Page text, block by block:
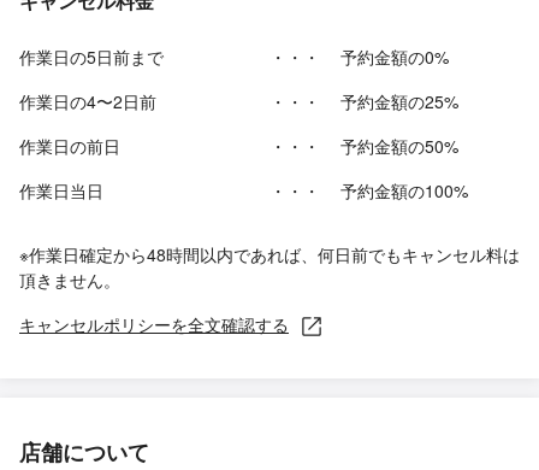
作業日の5日前まで ・・・
予約金額の0%
作業日の4〜2日前
・・・
予約金額の25%
作業日の前日
・・・
予約金額の50%
作業日当日
・・・ 予約金額の100%
※作業日確定から48時間以内であれば、何日前でもキャンセル料は
頂きません。
キャンセルポリシーを全文確認する
店舗について